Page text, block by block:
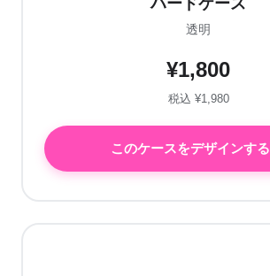
ハードケース
透明
¥1,800
税込 ¥1,980
このケースをデザインする